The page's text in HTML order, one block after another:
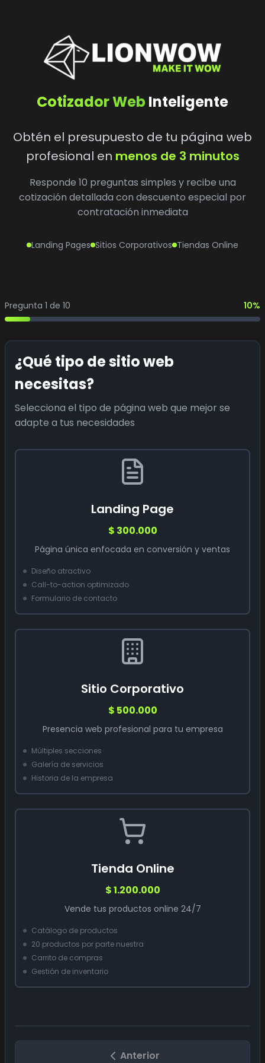
Cotizador Web Inteligente
Obtén el presupuesto de tu página web
profesional en menos de 3 minutos
Responde 10 preguntas simples y recibe una
cotización detallada con descuento especial por
contratación inmediata
Landing Pages Sitios Corporativos Tiendas Online
Pregunta 1 de 10 10%
¿Qué tipo de sitio web
necesitas?
Selecciona el tipo de página web que mejor se
adapte a tus necesidades
Landing Page
$ 300.000
Página única enfocada en conversión y ventas
Diseño atractivo
Call-to-action optimizado
Formulario de contacto
Sitio Corporativo
$ 500.000
Presencia web profesional para tu empresa
Múltiples secciones
Galería de servicios
Historia de la empresa
Tienda Online
$ 1.200.000
Vende tus productos online 24/7
Catálogo de productos
20 productos por parte nuestra
Carrito de compras
Gestión de inventario
Anterior